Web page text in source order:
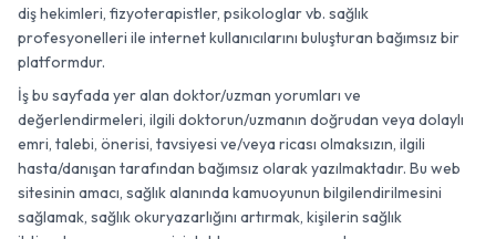
diş hekimleri, fizyoterapistler, psikologlar vb. sağlık
profesyonelleri ile internet kullanıcılarını buluşturan bağımsız bir
platformdur.
İş bu sayfada yer alan doktor/uzman yorumları ve
değerlendirmeleri, ilgili doktorun/uzmanın doğrudan veya dolaylı
emri, talebi, önerisi, tavsiyesi ve/veya ricası olmaksızın, ilgili
hasta/danışan tarafından bağımsız olarak yazılmaktadır. Bu web
sitesinin amacı, sağlık alanında kamuoyunun bilgilendirilmesini
sağlamak, sağlık okuryazarlığını artırmak, kişilerin sağlık